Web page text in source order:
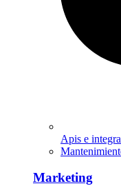
Apis e
Marketing